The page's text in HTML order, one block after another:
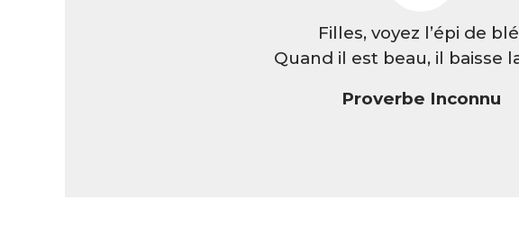
Filles, voyez l’épi de
Quand il est beau, il baisse
Proverbe Inconnu